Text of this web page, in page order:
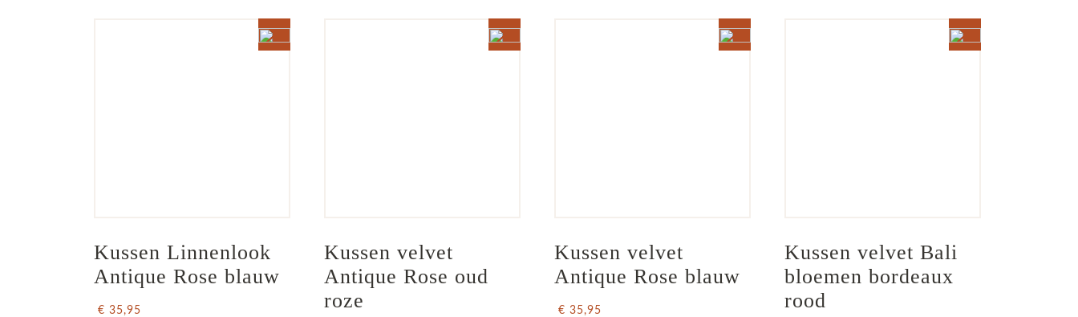
Kussen Linnenlook
Antique Rose blauw
€ 35,95
Kussen velvet
Antique Rose oud
roze
Kussen velvet
Antique Rose blauw
€ 35,95
Kussen velvet Bali
bloemen bordeaux
rood